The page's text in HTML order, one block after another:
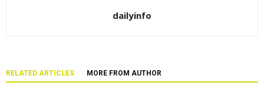
dailyinfo
RELATED ARTICLES MORE FROM AUTHOR